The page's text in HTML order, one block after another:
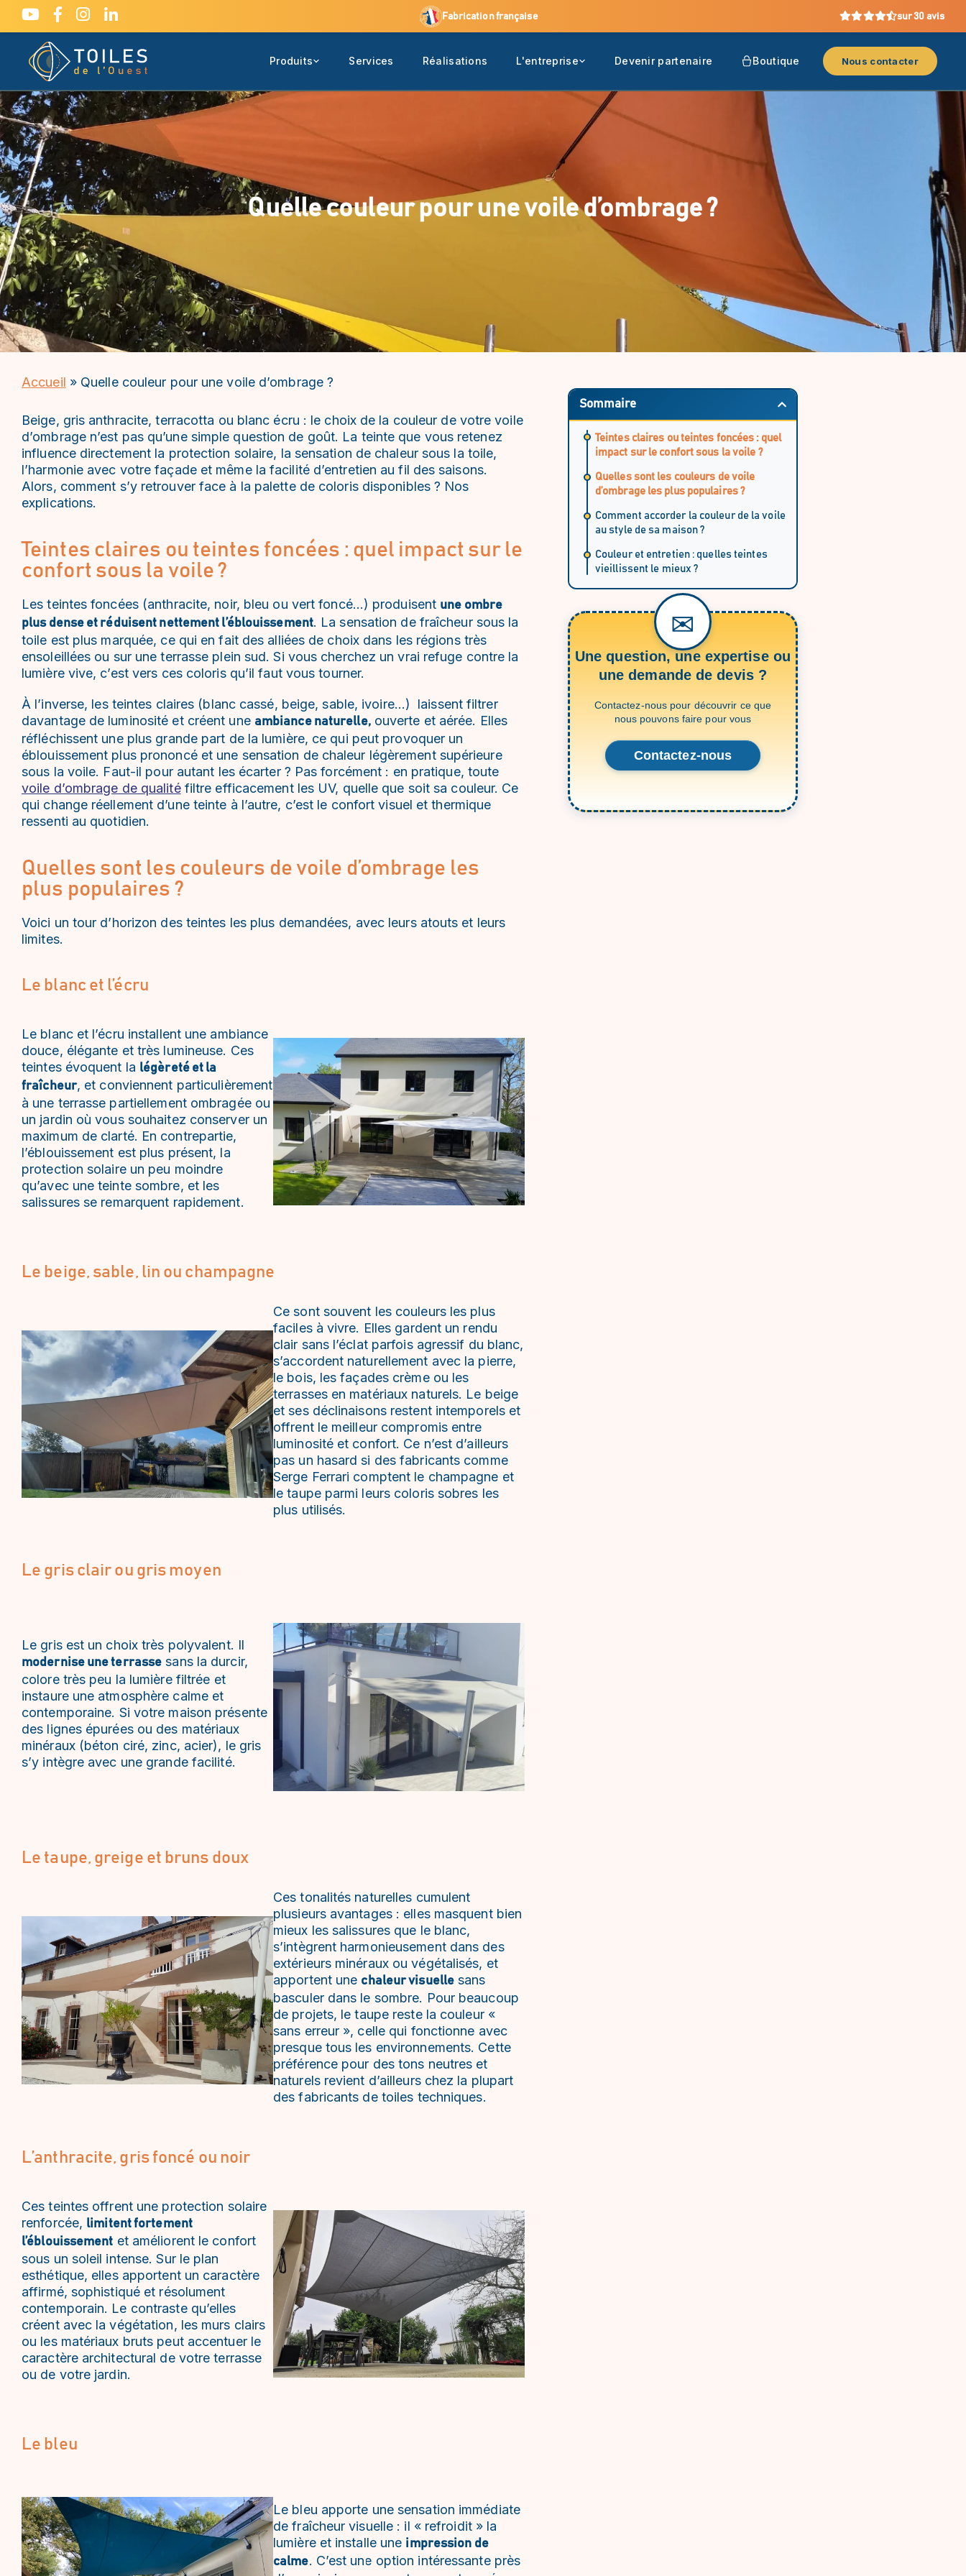
Fabrication française sur 30 avis
Produits Services Réalisations L'entreprise Devenir partenaire Boutique Nous contacter
Quelle couleur pour une voile d’ombrage ?
Accueil » Quelle couleur pour une voile d’ombrage ?
Beige, gris anthracite, terracotta ou blanc écru : le choix de la couleur de votre voile
d’ombrage n’est pas qu’une simple question de goût. La teinte que vous retenez
influence directement la protection solaire, la sensation de chaleur sous la toile,
l’harmonie avec votre façade et même la facilité d’entretien au fil des saisons.
Alors, comment s’y retrouver face à la palette de coloris disponibles ? Nos
explications.
Teintes claires ou teintes foncées : quel impact sur le
confort sous la voile ?
Les teintes foncées (anthracite, noir, bleu ou vert foncé…) produisent une ombre
plus dense et réduisent nettement l’éblouissement. La sensation de fraîcheur sous la
toile est plus marquée, ce qui en fait des alliées de choix dans les régions très
ensoleillées ou sur une terrasse plein sud. Si vous cherchez un vrai refuge contre la
lumière vive, c’est vers ces coloris qu’il faut vous tourner.
À l’inverse, les teintes claires (blanc cassé, beige, sable, ivoire…) laissent filtrer
davantage de luminosité et créent une ambiance naturelle,ouverte et aérée. Elles
réfléchissent une plus grande part de la lumière, ce qui peut provoquer un
éblouissement plus prononcé et une sensation de chaleur légèrement supérieure
sous la voile. Faut-il pour autant les écarter ? Pas forcément : en pratique, toute
voile d’ombrage de qualitéfiltre efficacement les UV, quelle que soit sa couleur. Ce
qui change réellement d’une teinte à l’autre, c’est le confort visuel et thermique
ressenti au quotidien.
Quelles sont les couleurs de voile d’ombrage les
plus populaires ?
Voici un tour d’horizon des teintes les plus demandées, avec leurs atouts et leurs
limites.
Le blanc et l’écru
Le blanc et l’écru installent une ambiance
douce, élégante et très lumineuse. Ces
teintes évoquent la légèreté et la
fraîcheur, et conviennent particulièrement
à une terrasse partiellement ombragée ou
un jardin où vous souhaitez conserver un
maximum de clarté. En contrepartie,
l’éblouissement est plus présent, la
protection solaire un peu moindre
qu’avec une teinte sombre, et les
salissures se remarquent rapidement.
Le beige, sable, lin ou champagne
Ce sont souvent les couleurs les plus
faciles à vivre. Elles gardent un rendu
clair sans l’éclat parfois agressif du blanc,
s’accordent naturellement avec la pierre,
le bois, les façades crème ou les
terrasses en matériaux naturels. Le beige
et ses déclinaisons restent intemporels et
offrent le meilleur compromis entre
luminosité et confort. Ce n’est d’ailleurs
pas un hasard si des fabricants comme
Serge Ferrari comptent le champagne et
le taupe parmi leurs coloris sobres les
plus utilisés.
Le gris clair ou gris moyen
Le gris est un choix très polyvalent. Il
modernise une terrasse sans la durcir,
colore très peu la lumière filtrée et
instaure une atmosphère calme et
contemporaine. Si votre maison présente
des lignes épurées ou des matériaux
minéraux (béton ciré, zinc, acier), le gris
s’y intègre avec une grande facilité.
Le taupe, greige et bruns doux
Ces tonalités naturelles cumulent
plusieurs avantages : elles masquent bien
mieux les salissures que le blanc,
s’intègrent harmonieusement dans des
extérieurs minéraux ou végétalisés, et
apportent une chaleur visuelle sans
basculer dans le sombre. Pour beaucoup
de projets, le taupe reste la couleur «
sans erreur », celle qui fonctionne avec
presque tous les environnements. Cette
préférence pour des tons neutres et
naturels revient d’ailleurs chez la plupart
des fabricants de toiles techniques.
L’anthracite, gris foncé ou noir
Ces teintes offrent une protection solaire
renforcée, limitent fortement
l’éblouissement et améliorent le confort
sous un soleil intense. Sur le plan
esthétique, elles apportent un caractère
affirmé, sophistiqué et résolument
contemporain. Le contraste qu’elles
créent avec la végétation, les murs clairs
ou les matériaux bruts peut accentuer le
caractère architectural de votre terrasse
ou de votre jardin.
Le bleu
Le bleu apporte une sensation immédiate
de fraîcheur visuelle : il « refroidit » la
lumière et installe une impression de
calme. C’est une option intéressante près
Sommaire
Teintes claires ou teintes foncées : quel
impact sur le confort sous la voile ?
Quelles sont les couleurs de voile
d’ombrage les plus populaires ?
Comment accorder la couleur de la voile
au style de sa maison ?
Couleur et entretien : quelles teintes
vieillissent le mieux ?
Une question, une expertise ou
une demande de devis ?
Contactez-nous pour découvrir ce que
nous pouvons faire pour vous
Contactez-nous